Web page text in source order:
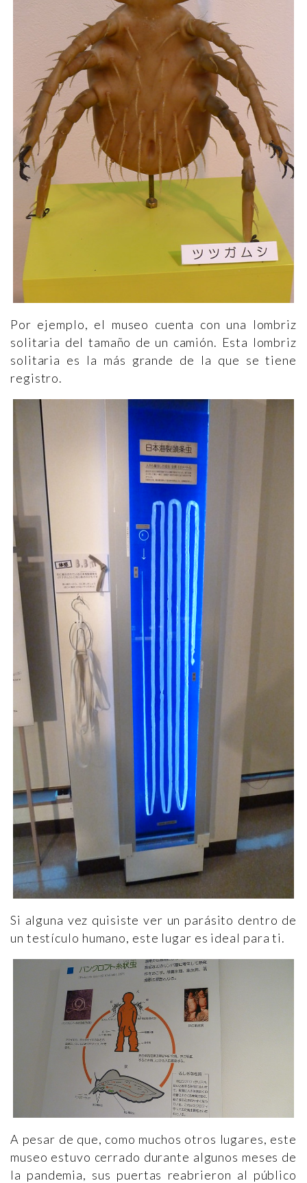
Por ejemplo, el museo cuenta con una lombriz
solitaria del tamaño de un camión. Esta lombriz
solitaria es la más grande de la que se tiene
registro.
Si alguna vez quisiste ver un parásito dentro de
un testículo humano, este lugar es ideal para ti.
A pesar de que, como muchos otros lugares, este
museo estuvo cerrado durante algunos meses de
la pandemia, sus puertas reabrieron al público